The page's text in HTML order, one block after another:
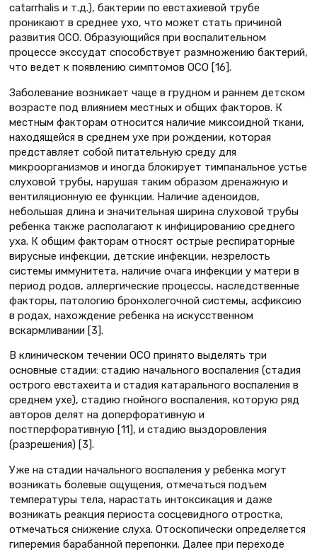
catarrhalis и т.д.), бактерии по евстахиевой трубе
проникают в среднее ухо, что может стать причиной
развития ОСО. Образующийся при воспалительном
процессе экссудат способствует размножению бактерий,
что ведет к появлению симптомов ОСО [16].
Заболевание возникает чаще в грудном и раннем детском
возрасте под влиянием местных и общих факторов. К
местным факторам относится наличие миксоидной ткани,
находящейся в среднем ухе при рождении, которая
представляет собой питательную среду для
микроорганизмов и иногда блокирует тимпанальное устье
слуховой трубы, нарушая таким образом дренажную и
вентиляционную ее функции. Наличие аденоидов,
небольшая длина и значительная ширина слуховой трубы
ребенка также располагают к инфицированию среднего
уха. К общим факторам относят острые респираторные
вирусные инфекции, детские инфекции, незрелость
системы иммунитета, наличие очага инфекции у матери в
период родов, аллергические процессы, наследственные
факторы, патологию бронхолегочной системы, асфиксию
в родах, нахождение ребенка на искусственном
вскармливании [3].
В клиническом течении ОСО принято выделять три
основные стадии: стадию начального воспаления (стадия
острого евстахеита и стадия катарального воспаления в
среднем ухе), стадию гнойного воспаления, которую ряд
авторов делят на доперфоративную и
постперфоративную [11], и стадию выздоровления
(разрешения) [3].
Уже на стадии начального воспаления у ребенка могут
возникать болевые ощущения, отмечаться подъем
температуры тела, нарастать интоксикация и даже
возникать реакция периоста сосцевидного отростка,
отмечаться снижение слуха. Отоскопически определяется
гиперемия барабанной перепонки. Далее при переходе